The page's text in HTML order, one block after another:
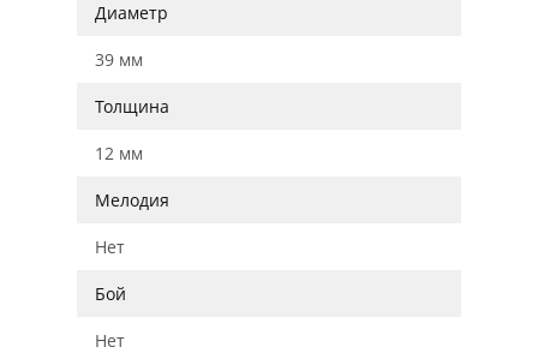
Диаметр
39 мм
Толщина
12 мм
Мелодия
Нет
Бой
Нет